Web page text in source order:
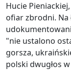
Hucie
ofiar zbrodni. Na
"nie ustalono
gorsza,
polski dwugłos